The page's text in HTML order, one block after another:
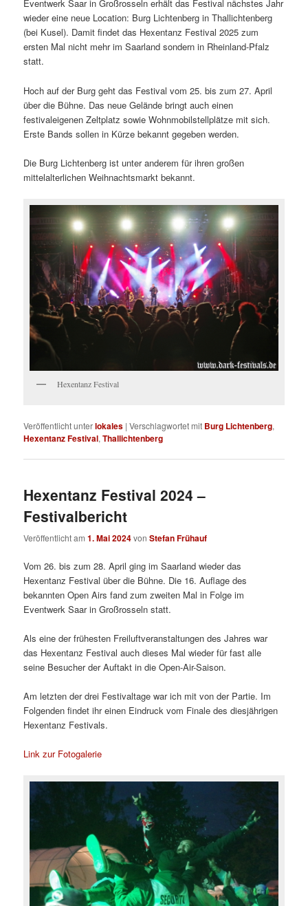
Eventwerk Saar in Großrosseln erhält das Festival nächstes Jahr
wieder eine neue Location: Burg Lichtenberg in Thallichtenberg
(bei Kusel). Damit findet das Hexentanz Festival 2025 zum
ersten Mal nicht mehr im Saarland sondern in Rheinland-Pfalz
statt.
Hoch auf der Burg geht das Festival vom 25. bis zum 27. April
über die Bühne. Das neue Gelände bringt auch einen
festivaleigenen Zeltplatz sowie Wohnmobilstellplätze mit sich.
Erste Bands sollen in Kürze bekannt gegeben werden.
Die Burg Lichtenberg ist unter anderem für ihren großen
mittelalterlichen Weihnachtsmarkt bekannt.
Hexentanz Festival
Veröffentlicht unterlokales |Verschlagwortet mit Burg Lichtenberg,
Hexentanz Festival,Thallichtenberg
Hexentanz Festival 2024 –
Festivalbericht
Veröffentlicht am1. Mai 2024vonStefan Frühauf
Vom 26. bis zum 28. April ging im Saarland wieder das
Hexentanz Festival über die Bühne. Die 16. Auflage des
bekannten Open Airs fand zum zweiten Mal in Folge im
Eventwerk Saar in Großrosseln statt.
Als eine der frühesten Freiluftveranstaltungen des Jahres war
das Hexentanz Festival auch dieses Mal wieder für fast alle
seine Besucher der Auftakt in die Open-Air-Saison.
Am letzten der drei Festivaltage war ich mit von der Partie. Im
Folgenden findet ihr einen Eindruck vom Finale des diesjährigen
Hexentanz Festivals.
Link zur Fotogalerie